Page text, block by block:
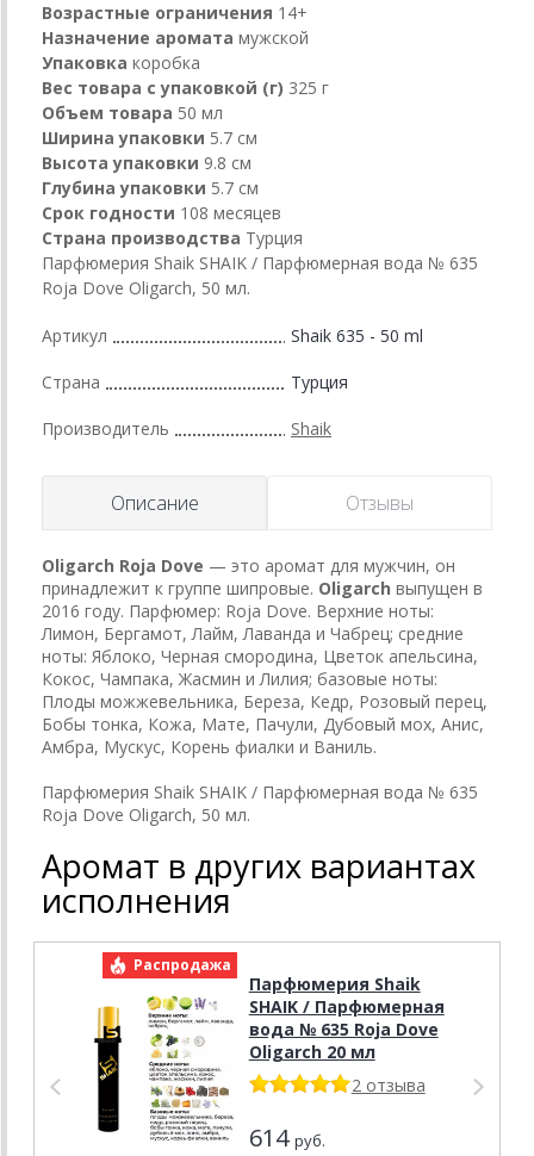
Возрастные ограничения 14+
Назначение аромата мужской
Упаковка коробка
Вес товара с упаковкой (г) 325 г
Объем товара 50 мл
Ширина упаковки 5.7 см
Высота упаковки 9.8 см
Глубина упаковки 5.7 см
Срок годности 108 месяцев
Страна производства Турция
Парфюмерия Shaik SHAIK / Парфюмерная вода № 635
Roja Dove Oligarch, 50 мл.
Артикул Shaik 635 - 50 ml
Страна Турция
Производитель Shaik
Описание Отзывы
Oligarch Roja Dove — это аромат для мужчин, он
принадлежит к группе шипровые. Oligarch выпущен в
2016 году. Парфюмер: Roja Dove. Верхние ноты:
Лимон, Бергамот, Лайм, Лаванда и Чабрец; средние
ноты: Яблоко, Черная смородина, Цветок апельсина,
Кокос, Чампака, Жасмин и Лилия; базовые ноты:
Плоды можжевельника, Береза, Кедр, Розовый перец,
Бобы тонка, Кожа, Мате, Пачули, Дубовый мох, Анис,
Амбра, Мускус, Корень фиалки и Ваниль.
Парфюмерия Shaik SHAIK / Парфюмерная вода № 635
Roja Dove Oligarch, 50 мл.
Аромат в других вариантах
исполнения
Распродажа
Парфюмерия Shaik
SHAIK / Парфюмерная
вода № 635 Roja Dove
Oligarch 20 мл
2 отзыва
614 руб.